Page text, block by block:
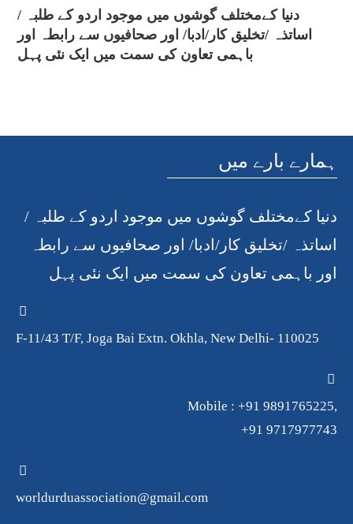
دنیا کےمختلف گوشوں میں موجود اردو کے طلبہ /
اساتذہ /تخلیق کار/ادبا/ اور صحافیوں سے رابطہ اور
باہمی تعاون کی سمت میں ایک نئی پہل
ہمارے بارے میں
دنیا کےمختلف گوشوں میں موجود اردو کے طلبہ /
اساتذہ /تخلیق کار/ادبا/ اور صحافیوں سے رابطہ
اور باہمی تعاون کی سمت میں ایک نئی پہل
F-11/43 T/F, Joga Bai Extn. Okhla, New Delhi- 110025
Mobile : +91 9891765225,
+91 9717977743
worldurduassociation@gmail.com